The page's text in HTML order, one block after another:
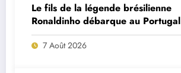
Le fils de la légende brésilienne
Ronaldinho débarque au Portugal
7 Août 2026